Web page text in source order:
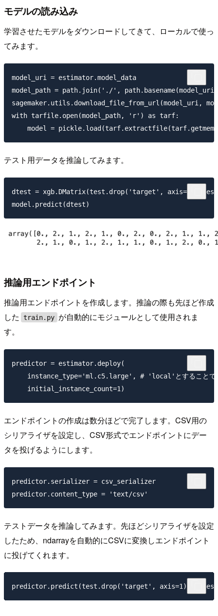
モデルの読み込み
学習させたモデルをダウンロードしてきて、ローカルで使っ
てみます。
model_uri = estimator.model_data
model_path = path.join('./',
sagemaker.utils.download_file_from_url(model_uri,
with tarfile.open(model_path, 'r') as tarf:
テスト用データを推論してみます。
dtest = xgb.DMatrix(test.drop('target', axis=1),
推論用エンドポイント
推論用エンドポイントを作成します。推論の際も先ほど作成
した
train.py が自動的にモジュールとして使用されま
す。
predictor = estimator.deploy(
instance_type='ml.c5.large', # 'local'とすることで
エンドポイントの作成は数分ほどで完了します。CSV用の
シリアライザを設定し、CSV形式でエンドポイントにデー
タを投げるようにします。
predictor.serializer = csv_serializer
テストデータを推論してみます。先ほどシリアライザを設定
したため、ndarrayを自動的にCSVに変換しエンドポイント
に投げてくれます。